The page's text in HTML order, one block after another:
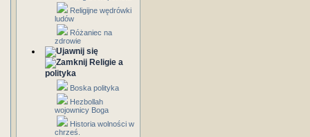
Religijne wędrówki
ludów
Różaniec na
zdrowie
Religie a
polityka
Boska polityka
Hezbollah
wojownicy Boga
Historia wolności w
chrześ.